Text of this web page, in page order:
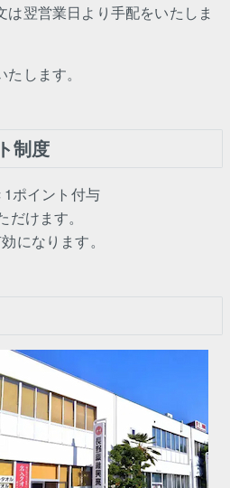
翌営業日より手配をいたしま
します。
制度
ポイント付与
けます。
になります。